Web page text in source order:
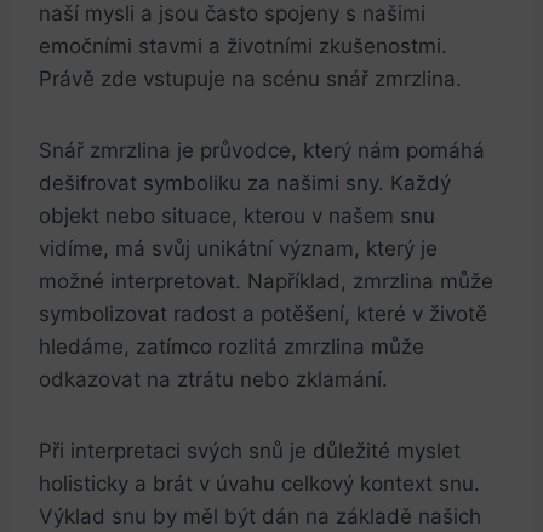
naší mysli a ‌jsou často ‍spojeny s našimi
emočními stavmi ⁢a životními ‍zkušenostmi.
‍Právě zde‌ vstupuje⁢ na scénu snář zmrzlina.
Snář ‌zmrzlina ‍je‌ průvodce, který nám pomáhá
dešifrovat symboliku za ​našimi sny. Každý
objekt nebo ⁤situace, kterou v​ našem snu
vidíme, má svůj unikátní ‍význam, který je
možné interpretovat. Například, zmrzlina může
symbolizovat radost a potěšení, které v životě
hledáme, zatímco‌ rozlitá zmrzlina může
odkazovat na ztrátu nebo zklamání.
Při interpretaci svých snů je důležité myslet
holisticky a brát v úvahu celkový‍ kontext snu.
Výklad snu by měl být dán na základě našich